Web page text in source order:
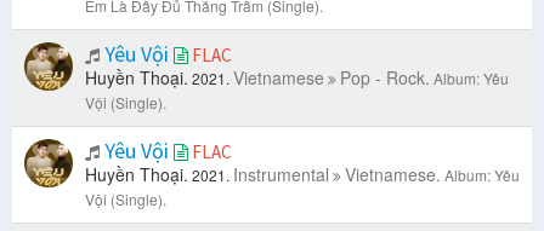
Em Là Đầy Đủ Thăng Trầm (Single).
Yêu Vội FLAC
Huyền Thoại. 2021. Vietnamese Pop - Rock. Album: Yêu
Vội (Single).
Yêu Vội FLAC
Huyền Thoại. 2021. Instrumental Vietnamese. Album: Yêu
Vội (Single).